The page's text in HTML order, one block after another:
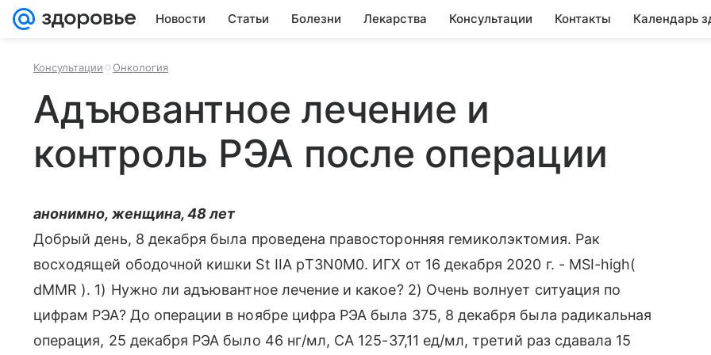
Новости Статьи Болезни Лекарства Консультации Контакты Календарь
Консультации Онкология
Адъювантное лечение и
контроль РЭА после операции
анонимно, женщина, 48 лет
Добрый день, 8 декабря была проведена правосторонняя гемиколэктомия. Рак
восходящей ободочной кишки St IIA рT3N0M0. ИГХ от 16 декабря 2020 г. - MSI-high(
dMMR ). 1) Нужно ли адъювантное лечение и какое? 2) Очень волнует ситуация по
цифрам РЭА? До операции в ноябре цифра РЭА была 375, 8 декабря была радикальная
операция, 25 декабря РЭА было 46 нг/мл, СА 125-37,11 ед/мл, третий раз сдавала 15